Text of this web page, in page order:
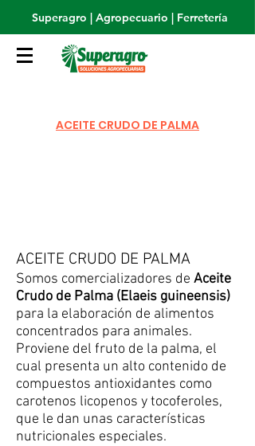
Superagro | Agropecuario | Ferretería
ACEITE CRUDO DE PALMA
ACEITE CRUDO DE PALMA
Somos comercializadores de Aceite
Crudo de Palma (Elaeis guineensis)
para la elaboración de alimentos
concentrados para animales.
Proviene del fruto de la palma, el
cual presenta un alto contenido de
compuestos antioxidantes como
carotenos licopenos y tocoferoles,
que le dan unas características
nutricionales especiales.